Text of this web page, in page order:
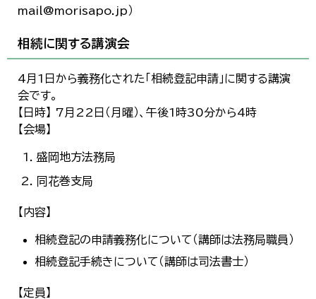
mail@morisapo.jp）
相続に関する講演会
4月1日から義務化された「相続登記申請」に関する講演
会です。
【日時】 7月22日（月曜）、午後1時30分から4時
【会場】
盛岡地方法務局
同花巻支局
【内容】
相続登記の申請義務化について（講師は法務局職員）
相続登記手続きについて（講師は司法書士）
【定員】